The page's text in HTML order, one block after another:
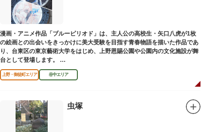
漫画・アニメ作品「ブルーピリオド」は、主人公の高校生・矢口八虎が1枚
の絵画との出会いをきっかけに美大受験を目指す青春物語を描いた作品であ
り、台東区の東京藝術大学をはじめ、上野恩賜公園や公園内の文化施設が舞
台として登場します。
区にゆかりのある本作品を通して、新たな観光スポット創出による誘客促進
と区内観光客の回遊性向上を図るため、こちらのマンホール蓋を設置しまし
設置年月日：令和4年3月1日
上野・御徒町エリア 谷中エリア
虫塚